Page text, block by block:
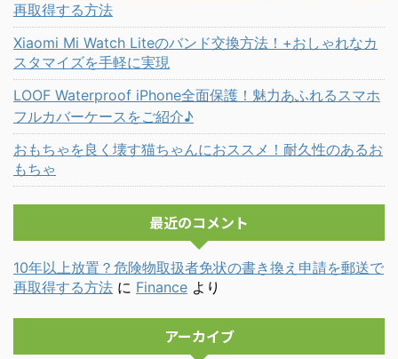
再取得する方法
Xiaomi Mi Watch Liteのバンド交換方法！+おしゃれなカ
スタマイズを手軽に実現
LOOF Waterproof iPhone全面保護！魅力あふれるスマホ
フルカバーケースをご紹介♪
おもちゃを良く壊す猫ちゃんにおススメ！耐久性のあるお
もちゃ
最近のコメント
10年以上放置？危険物取扱者免状の書き換え申請を郵送で
再取得する方法 に Finance より
アーカイブ